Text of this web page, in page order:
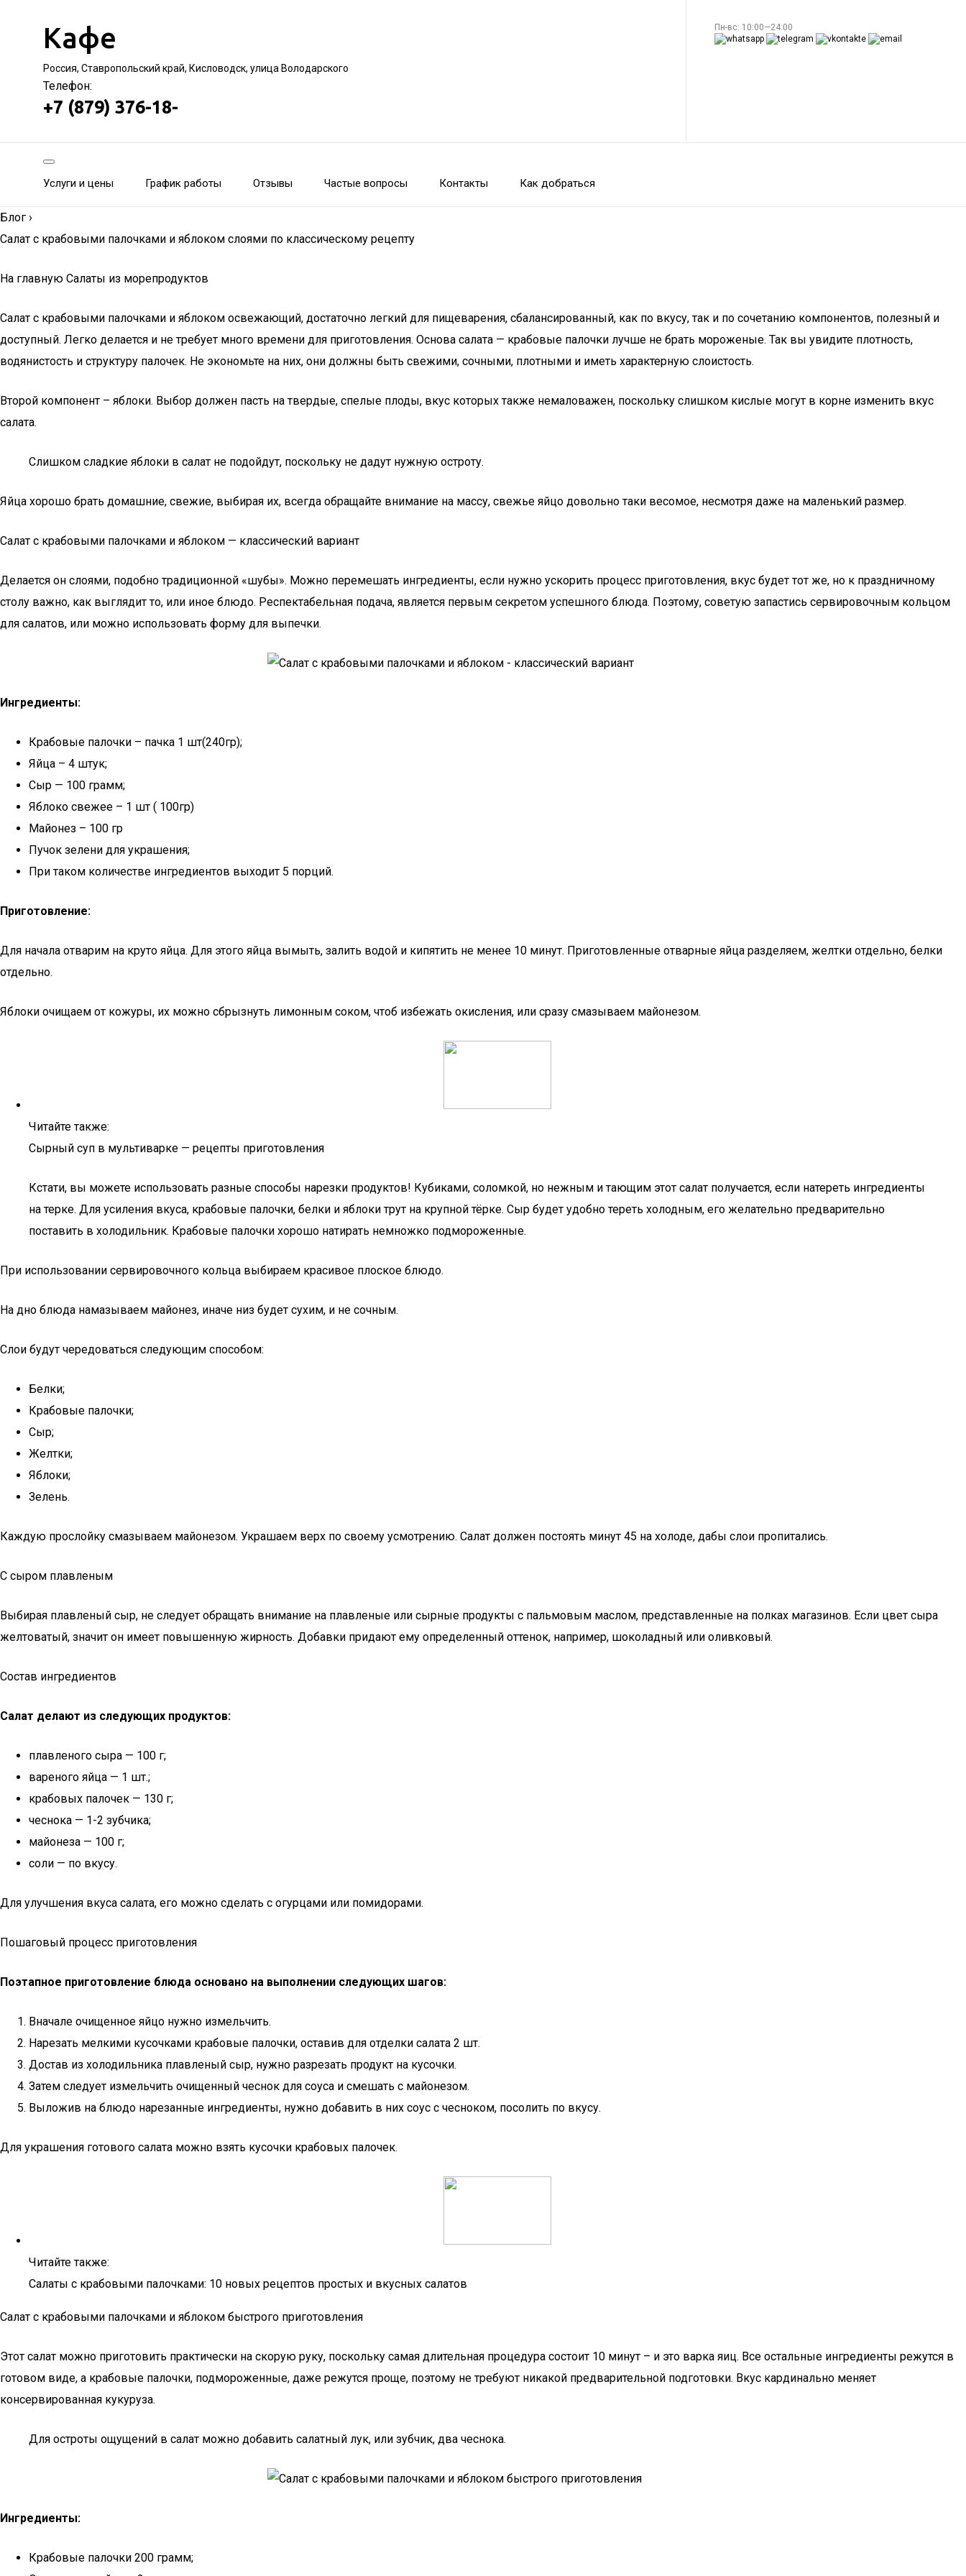
Кафе
Россия, Ставропольский край, Кисловодск, улица Володарского
Телефон:
+7 (879) 376-18-
Пн-вс: 10:00—24:00
Услуги и цены График работы Отзывы Частые вопросы Контакты Как добраться
Блог ›
Салат с крабовыми палочками и яблоком слоями по классическому рецепту
На главную Салаты из морепродуктов
Салат с крабовыми палочками и яблоком освежающий, достаточно легкий для пищеварения, сбалансированный, как по вкусу, так и по сочетанию компонентов, полезный и
доступный. Легко делается и не требует много времени для приготовления. Основа салата — крабовые палочки лучше не брать мороженые. Так вы увидите плотность,
водянистость и структуру палочек. Не экономьте на них, они должны быть свежими, сочными, плотными и иметь характерную слоистость.
Второй компонент – яблоки. Выбор должен пасть на твердые, спелые плоды, вкус которых также немаловажен, поскольку слишком кислые могут в корне изменить вкус
салата.
Слишком сладкие яблоки в салат не подойдут, поскольку не дадут нужную остроту.
Яйца хорошо брать домашние, свежие, выбирая их, всегда обращайте внимание на массу, свежье яйцо довольно таки весомое, несмотря даже на маленький размер.
Салат с крабовыми палочками и яблоком — классический вариант
Делается он слоями, подобно традиционной «шубы». Можно перемешать ингредиенты, если нужно ускорить процесс приготовления, вкус будет тот же, но к праздничному
столу важно, как выглядит то, или иное блюдо. Респектабельная подача, является первым секретом успешного блюда. Поэтому, советую запастись сервировочным кольцом
для салатов, или можно использовать форму для выпечки.
Ингредиенты:
Крабовые палочки – пачка 1 шт(240гр);
Яйца – 4 штук;
Сыр — 100 грамм;
Яблоко свежее – 1 шт ( 100гр)
Майонез – 100 гр
Пучок зелени для украшения;
При таком количестве ингредиентов выходит 5 порций.
Приготовление:
Для начала отварим на круто яйца. Для этого яйца вымыть, залить водой и кипятить не менее 10 минут. Приготовленные отварные яйца разделяем, желтки отдельно, белки
отдельно.
Яблоки очищаем от кожуры, их можно сбрызнуть лимонным соком, чтоб избежать окисления, или сразу смазываем майонезом.
Читайте также:
Сырный суп в мультиварке — рецепты приготовления
Кстати, вы можете использовать разные способы нарезки продуктов! Кубиками, соломкой, но нежным и тающим этот салат получается, если натереть ингредиенты
на терке. Для усиления вкуса, крабовые палочки, белки и яблоки трут на крупной тёрке. Сыр будет удобно тереть холодным, его желательно предварительно
поставить в холодильник. Крабовые палочки хорошо натирать немножко подмороженные.
При использовании сервировочного кольца выбираем красивое плоское блюдо.
На дно блюда намазываем майонез, иначе низ будет сухим, и не сочным.
Слои будут чередоваться следующим способом:
Белки;
Крабовые палочки;
Сыр;
Желтки;
Яблоки;
Зелень.
Каждую прослойку смазываем майонезом. Украшаем верх по своему усмотрению. Салат должен постоять минут 45 на холоде, дабы слои пропитались.
С сыром плавленым
Выбирая плавленый сыр, не следует обращать внимание на плавленые или сырные продукты с пальмовым маслом, представленные на полках магазинов. Если цвет сыра
желтоватый, значит он имеет повышенную жирность. Добавки придают ему определенный оттенок, например, шоколадный или оливковый.
Состав ингредиентов
Салат делают из следующих продуктов:
плавленого сыра — 100 г;
вареного яйца — 1 шт.;
крабовых палочек — 130 г;
чеснока — 1-2 зубчика;
майонеза — 100 г;
соли — по вкусу.
Для улучшения вкуса салата, его можно сделать с огурцами или помидорами.
Пошаговый процесс приготовления
Поэтапное приготовление блюда основано на выполнении следующих шагов:
Вначале очищенное яйцо нужно измельчить.
Нарезать мелкими кусочками крабовые палочки, оставив для отделки салата 2 шт.
Достав из холодильника плавленый сыр, нужно разрезать продукт на кусочки.
Затем следует измельчить очищенный чеснок для соуса и смешать с майонезом.
Выложив на блюдо нарезанные ингредиенты, нужно добавить в них соус с чесноком, посолить по вкусу.
Для украшения готового салата можно взять кусочки крабовых палочек.
Читайте также:
Салаты с крабовыми палочками: 10 новых рецептов простых и вкусных салатов
Салат с крабовыми палoчками и яблoком быстрого приготовления
Этот салат можно приготовить практически на скорую руку, поскольку самая длительная процедура состоит 10 минут – и это варка яиц. Все остальные ингредиенты режутся в
готовом виде, а крабовые палочки, подмороженные, даже режутся проще, поэтому не требуют никакой предварительной подготовки. Вкус кардинально меняет
консервированная кукуруза.
Для остроты ощущений в салат можно добавить салатный лук, или зубчик, два чеснока.
Ингредиенты:
Крабовые палочки 200 грамм;